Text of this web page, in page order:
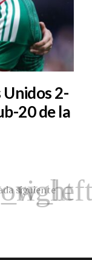
Unidos 2-
20 de la
siguiente